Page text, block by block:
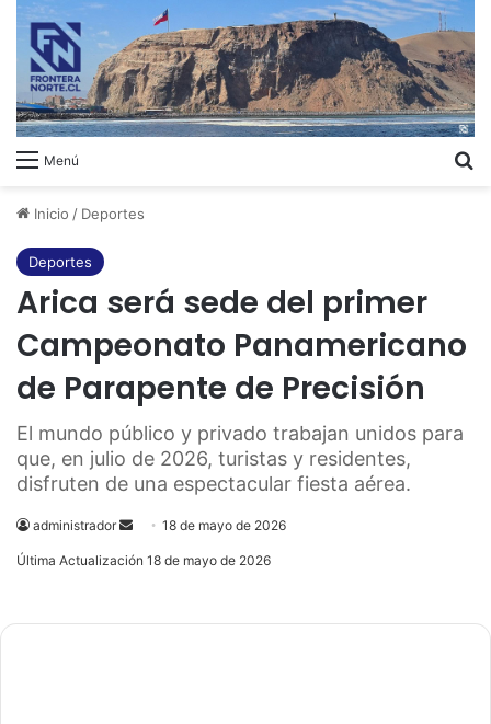
Menú
Inicio / Deportes
Deportes
Arica será sede del primer
Campeonato Panamericano
de Parapente de Precisión
El mundo público y privado trabajan unidos para
que, en julio de 2026, turistas y residentes,
disfruten de una espectacular fiesta aérea.
administrador
Send
an
18 de mayo de 2026
Última Actualización 18 de mayo de 2026